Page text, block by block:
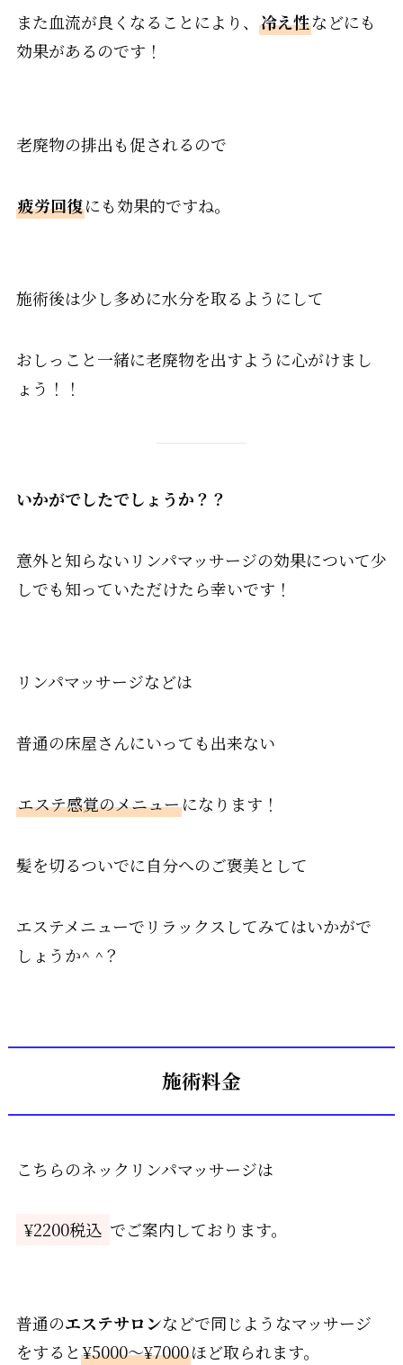
また血流が良くなることにより、 冷え性などにも
効果があるのです！
老廃物の排出も促されるので
疲労回復にも効果的ですね。
施術後は少し多めに水分を取るようにして
おしっこと一緒に老廃物を出すように心がけまし
ょう！！
いかがでしたでしょうか？？
意外と知らないリンパマッサージの効果について少
しでも知っていただけたら幸いです！
リンパマッサージなどは
普通の床屋さんにいっても出来ない
エステ感覚のメニューになります！
髪を切るついでに自分へのご褒美として
エステメニューでリラックスしてみてはいかがで
しょうか^ ^？
施術料金
こちらのネックリンパマッサージは
¥2200税込 でご案内しております。
普通のエステサロンなどで同じようなマッサージ
をすると ¥5000〜¥7000ほど取られます。